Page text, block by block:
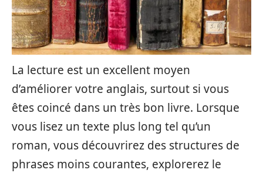
La lecture est un excellent moyen
d’améliorer votre anglais, surtout si vous
êtes coincé dans un très bon livre. Lorsque
vous lisez un texte plus long tel qu’un
roman, vous découvrirez des structures de
phrases moins courantes, explorerez le